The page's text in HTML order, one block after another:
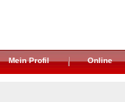
Mein Profil Online